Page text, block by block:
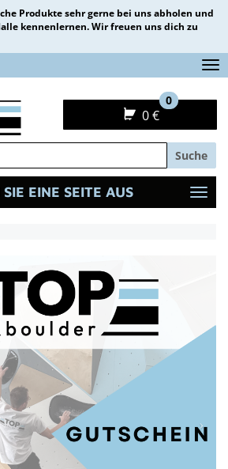
Produkte sehr gerne bei uns abholen und
kennenlernen. Wir freuen uns dich zu
0 €
0
Suche
EINE SEITE AUS